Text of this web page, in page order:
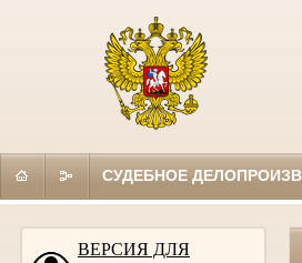
СУДЕБНОЕ
ВЕРСИЯ ДЛЯ